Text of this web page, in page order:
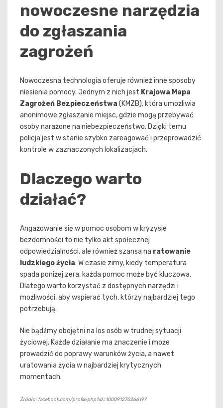
nowoczesne narzędzia
do zgłaszania
zagrożeń
Nowoczesna technologia oferuje również inne sposoby
niesienia pomocy. Jednym z nich jest Krajowa Mapa
Zagrożeń Bezpieczeństwa (KMZB), która umożliwia
anonimowe zgłaszanie miejsc, gdzie mogą przebywać
osoby narażone na niebezpieczeństwo. Dzięki temu
policja jest w stanie szybko zareagować i przeprowadzić
kontrole w zaznaczonych lokalizacjach.
Dlaczego warto
działać?
Angażowanie się w pomoc osobom w kryzysie
bezdomności to nie tylko akt społecznej
odpowiedzialności, ale również szansa na ratowanie
ludzkiego życia. W czasie zimy, kiedy temperatura
spada poniżej zera, każda pomoc może być kluczowa.
Dlatego warto korzystać z dostępnych narzędzi i
możliwości, aby wspierać tych, którzy najbardziej tego
potrzebują.
Nie bądźmy obojętni na los osób w trudnej sytuacji
życiowej. Każde działanie ma znaczenie i może
prowadzić do poprawy warunków życia, a nawet
uratowania życia w najbardziej krytycznych
momentach.
Źródło: facebook.com/profile.php?id=100091270266197